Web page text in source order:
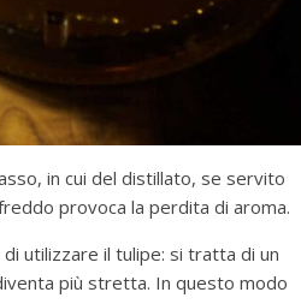
in cui del distillato, se servito
provoca la perdita di aroma.
utilizzare il tulipe: si tratta di un
più stretta. In questo modo